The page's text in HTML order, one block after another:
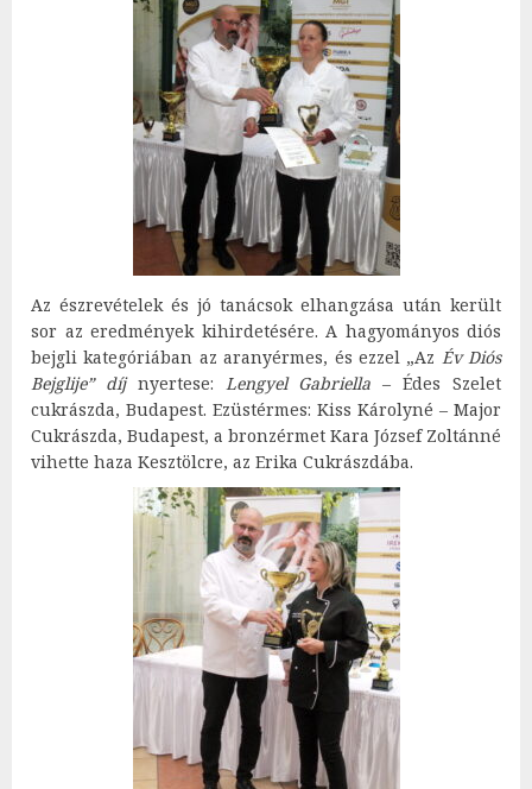
Az észrevételek és jó tanácsok elhangzása után került
sor az eredmények kihirdetésére. A hagyományos diós
bejgli kategóriában az aranyérmes, és ezzel „Az Év Diós
Bejglije” díj nyertese: Lengyel Gabriella– Édes Szelet
cukrászda, Budapest. Ezüstérmes: Kiss Károlyné – Major
Cukrászda, Budapest, a bronzérmet Kara József Zoltánné
vihette haza Kesztölcre, az Erika Cukrászdába.